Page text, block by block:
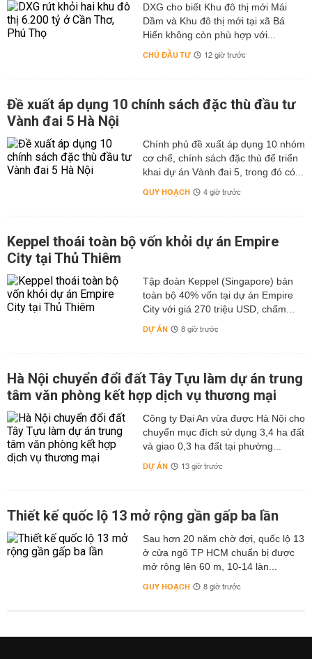
DXG cho biết Khu đô thị mới Mái
Dầm và Khu đô thị mới tại xã Bá
Hiến không còn phù hợp với...
CHỦ ĐẦU TƯ 12 giờ trước
Đề xuất áp dụng 10 chính sách đặc thù đầu tư
Vành đai 5 Hà Nội
Chính phủ đề xuất áp dụng 10 nhóm
cơ chế, chính sách đặc thù để triển
khai dự án Vành đai 5, trong đó có...
QUY HOẠCH 4 giờ trước
Keppel thoái toàn bộ vốn khỏi dự án Empire
City tại Thủ Thiêm
Tập đoàn Keppel (Singapore) bán
toàn bộ 40% vốn tại dự án Empire
City với giá 270 triệu USD, chấm...
DỰ ÁN 8 giờ trước
Hà Nội chuyển đổi đất Tây Tựu làm dự án trung
tâm văn phòng kết hợp dịch vụ thương mại
Công ty Đại An vừa được Hà Nội cho
chuyển mục đích sử dụng 3,4 ha đất
và giao 0,3 ha đất tại phường...
DỰ ÁN 13 giờ trước
Thiết kế quốc lộ 13 mở rộng gần gấp ba lần
Sau hơn 20 năm chờ đợi, quốc lộ 13
ở cửa ngõ TP HCM chuẩn bị được
mở rộng lên 60 m, 10-14 làn...
QUY HOẠCH 8 giờ trước